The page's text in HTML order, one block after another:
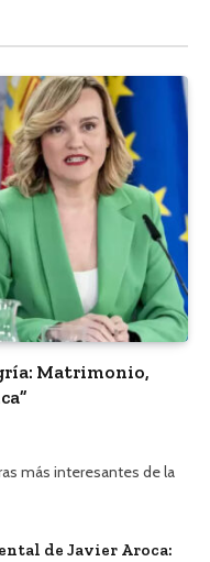
Matrimonio,
más interesantes de la
de Javier Aroca: